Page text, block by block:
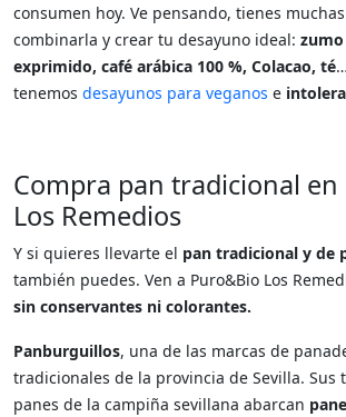
consumen hoy. Ve pensando, tienes
combinarla y crear tu desayuno ideal:
exprimido, café arábica 100 %, Colacao, té
tenemos desayunos para veganos e
Compra pan tradicional en
Los Remedios
Y si quieres llevarte el pan tradicional y de
también puedes. Ven a Puro&Bio Los
sin conservantes ni colorantes.
Panburguillos, una de las marcas de
tradicionales de la provincia de Sevilla. Sus
panes de la campiña sevillana abarcan